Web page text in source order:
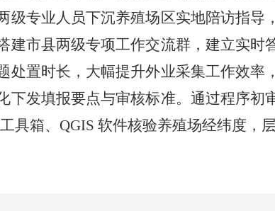
级专业人员下沉养殖场区实地陪访指导
建市县两级专项工作交流群，建立实
处置时长，大幅提升外业采集工作效
下发填报要点与审核标准。通过程序初
工具箱、 QGIS 软件核验养殖场经纬度 ，